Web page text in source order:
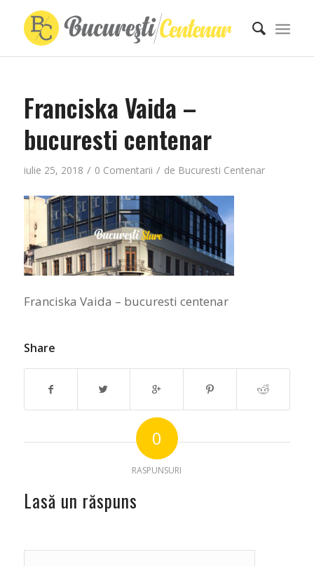
Franciska Vaida –
bucuresti centenar
iulie 25, 2018 / 0 Comentarii / de Bucuresti Centenar
Franciska Vaida – bucuresti centenar
Share
0
RASPUNSURI
Lasă un răspuns